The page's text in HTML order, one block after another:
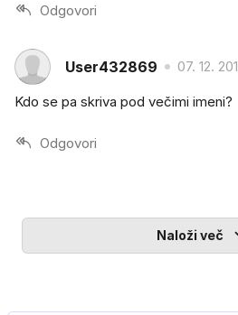
Odgovori
User432869 07. 12.
Kdo se pa skriva pod večimi imeni?
Odgovori
Naloži več